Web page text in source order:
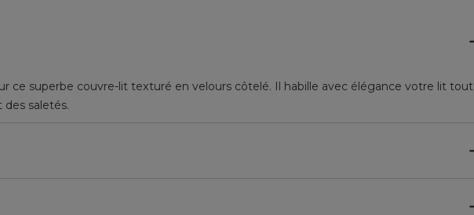
ce superbe couvre-lit texturé en velours côtelé. Il habille avec élégance votre lit tout
saletés.